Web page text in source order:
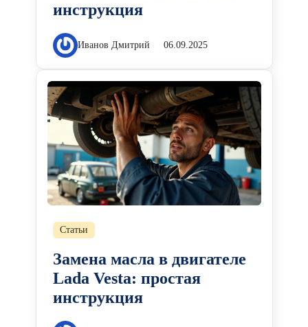
инструкция
Иванов Дмитрий 06.09.2025
Статьи
Замена масла в двигателе
Lada Vesta: простая
инструкция